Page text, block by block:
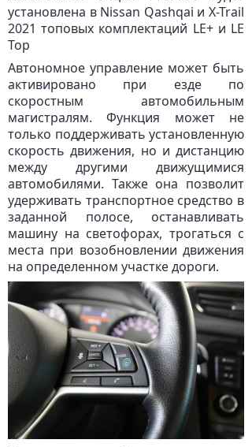
установлена в Nissan Qashqai и X-Trail
2021 топовых комплектаций LE+ и LE
Top
Автономное управление может быть
активировано при езде по
скоростным автомобильным
магистралям. Функция может не
только поддерживать установленную
скорость движения, но и дистанцию
между другими движущимися
автомобилями. Также она позволит
удерживать транспортное средство в
заданной полосе, останавливать
машину на светофорах, трогаться с
места при возобновлении движения
на определенном участке дороги.